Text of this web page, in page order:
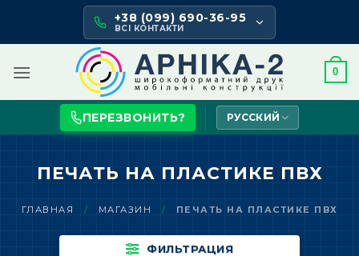
content
+38 (099) 690-36-95
ВСІ КОНТАКТИ
0
ПЕРЕЗВОНИТЬ? РУССКИЙ
ПЕЧАТЬ НА ПЛАСТИКЕ ПВХ
ГЛАВНАЯ / МАГАЗИН / ПЕЧАТЬ НА ПЛАСТИКЕ ПВХ
ФИЛЬТРАЦИЯ